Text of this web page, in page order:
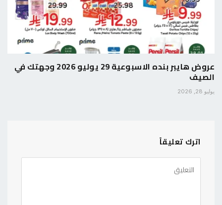
عروض هايبر بنده الاسبوعية 29 يوليو 2026 وجهتك في
الصيف
يوليو 28, 2026
اترك تعليقاً